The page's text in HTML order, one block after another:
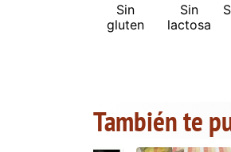
Sin
gluten
Sin
lactosa
También te